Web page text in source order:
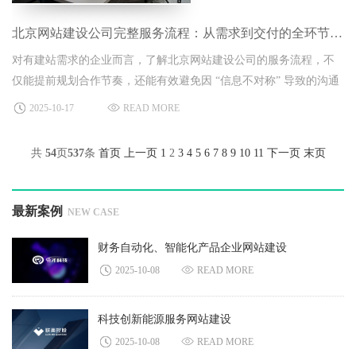
北京网站建设公司完整服务流程：从需求到交付的全环节解析
对有建站需求的企业而言，了解北京网站建设公司的服务流程，不
仅能提前规划合作节奏，还能有效避免因 “信息不对称” 导致的沟通
低效或需求偏差。多数专业的北京网站建设公司，都会围绕 “需求挖
2025-10-17 READ MORE
共 54页 537条 首页 上一页 1 2 3 4 5 6 7 8 9 10 11 下一页 末页
最新案例 NEW CASE
财务自动化、智能化产品企业网站建设
2025-10-08 READ MORE
科技创新能源服务网站建设
2025-10-08 READ MORE